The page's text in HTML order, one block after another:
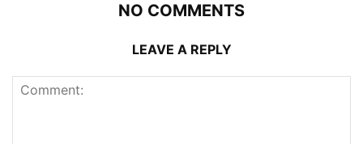
NO COMMENTS
LEAVE A REPLY